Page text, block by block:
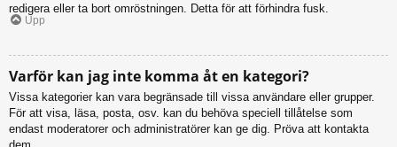
redigera eller ta bort omröstningen. Detta för att förhindra fusk.
Upp
Varför kan jag inte komma åt en kategori?
Vissa kategorier kan vara begränsade till vissa användare eller grupper.
För att visa, läsa, posta, osv. kan du behöva speciell tillåtelse som
endast moderatorer och administratörer kan ge dig. Pröva att kontakta